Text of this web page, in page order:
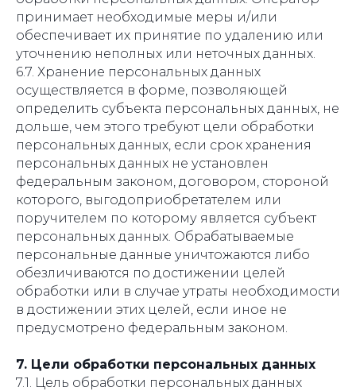
принимает необходимые меры и/или
обеспечивает их принятие по удалению или
уточнению неполных или неточных данных.
6.7. Хранение персональных данных
осуществляется в форме, позволяющей
определить субъекта персональных данных, не
дольше, чем этого требуют цели обработки
персональных данных, если срок хранения
персональных данных не установлен
федеральным законом, договором, стороной
которого, выгодоприобретателем или
поручителем по которому является субъект
персональных данных. Обрабатываемые
персональные данные уничтожаются либо
обезличиваются по достижении целей
обработки или в случае утраты необходимости
в достижении этих целей, если иное не
предусмотрено федеральным законом.
7. Цели обработки персональных данных
7.1. Цель обработки персональных данных